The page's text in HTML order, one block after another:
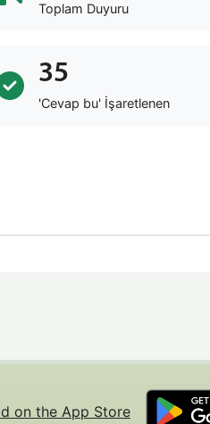
Toplam Duyuru
35
'Cevap bu' İşaretlenen